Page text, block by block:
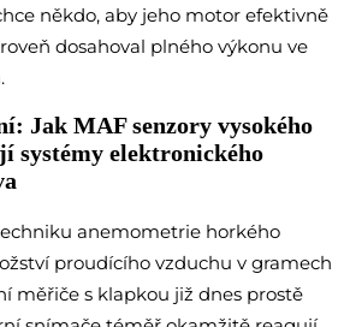
někdo, aby jeho motor efektivně
dosahoval plného výkonu ve
Jak MAF senzory vysokého
systémy elektronického
anemometrie horkého
proudícího vzduchu v gramech
měřiče s klapkou již dnes prostě